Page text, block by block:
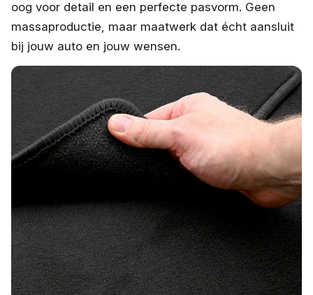
oog voor detail en een perfecte pasvorm. Geen
massaproductie, maar maatwerk dat écht aansluit
bij jouw auto en jouw wensen.